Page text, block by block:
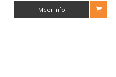
Meer info